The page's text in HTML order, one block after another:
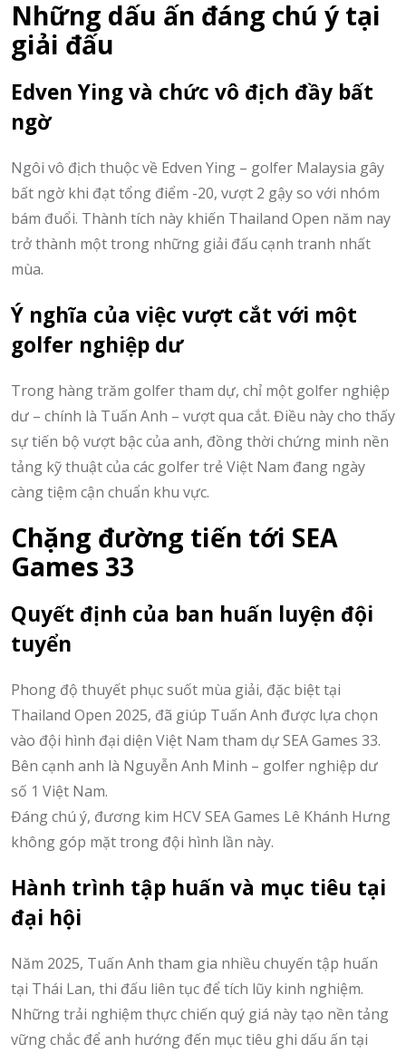
Những dấu ấn đáng chú ý tại
giải đấu
Edven Ying và chức vô địch đầy bất
ngờ
Ngôi vô địch thuộc về Edven Ying – golfer Malaysia gây
bất ngờ khi đạt tổng điểm -20, vượt 2 gậy so với nhóm
bám đuổi. Thành tích này khiến Thailand Open năm nay
trở thành một trong những giải đấu cạnh tranh nhất
mùa.
Ý nghĩa của việc vượt cắt với một
golfer nghiệp dư
Trong hàng trăm golfer tham dự, chỉ một golfer nghiệp
dư – chính là Tuấn Anh – vượt qua cắt. Điều này cho thấy
sự tiến bộ vượt bậc của anh, đồng thời chứng minh nền
tảng kỹ thuật của các golfer trẻ Việt Nam đang ngày
càng tiệm cận chuẩn khu vực.
Chặng đường tiến tới SEA
Games 33
Quyết định của ban huấn luyện đội
tuyển
Phong độ thuyết phục suốt mùa giải, đặc biệt tại
Thailand Open 2025, đã giúp Tuấn Anh được lựa chọn
vào đội hình đại diện Việt Nam tham dự SEA Games 33.
Bên cạnh anh là Nguyễn Anh Minh – golfer nghiệp dư
số 1 Việt Nam.
Đáng chú ý, đương kim HCV SEA Games Lê Khánh Hưng
không góp mặt trong đội hình lần này.
Hành trình tập huấn và mục tiêu tại
đại hội
Năm 2025, Tuấn Anh tham gia nhiều chuyến tập huấn
tại Thái Lan, thi đấu liên tục để tích lũy kinh nghiệm.
Những trải nghiệm thực chiến quý giá này tạo nền tảng
vững chắc để anh hướng đến mục tiêu ghi dấu ấn tại